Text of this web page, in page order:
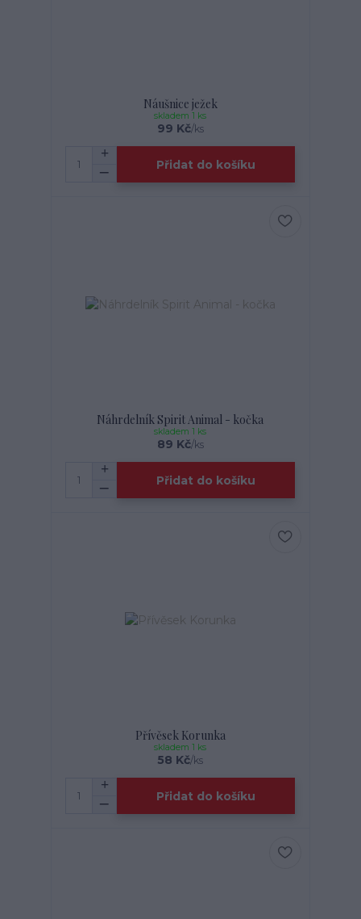
Náušnice ježek
99 Kč/ks
skladem 1 ks
Přidat do košíku
Náhrdelník Spirit Animal - kočka
89 Kč/ks
skladem 1 ks
Přidat do košíku
Přívěsek Korunka
58 Kč/ks
skladem 1 ks
Přidat do košíku